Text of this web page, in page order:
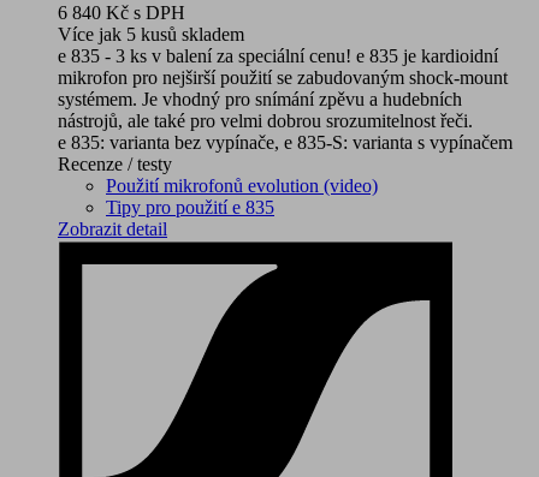
6 840 Kč s DPH
Více jak 5 kusů skladem
e 835 - 3 ks v balení za speciální cenu! e 835 je kardioidní
mikrofon pro nejširší použití se zabudovaným shock-mount
systémem. Je vhodný pro snímání zpěvu a hudebních
nástrojů, ale také pro velmi dobrou srozumitelnost řeči.
e 835: varianta bez vypínače, e 835-S: varianta s vypínačem
Recenze / testy
Použití mikrofonů evolution (video)
Tipy pro použití e 835
Zobrazit detail